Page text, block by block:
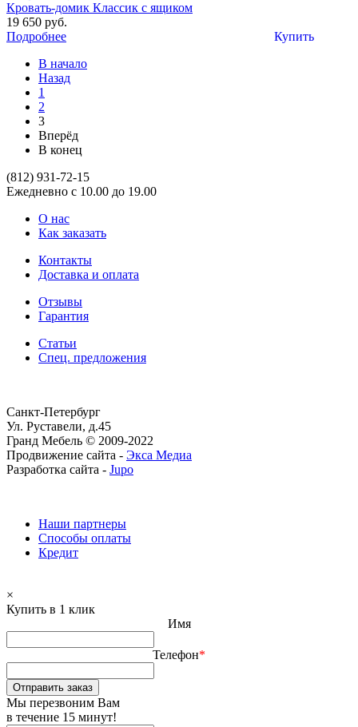
Кровать-домик Классик с ящиком
19 650 руб.
Купить
Подробнее
В начало
Назад
1
2
3
Вперёд
В конец
(812) 931-72-15
Ежедневно с 10.00 до 19.00
О нас
Как заказать
Контакты
Доставка и оплата
Отзывы
Гарантия
Статьи
Спец. предложения
Санкт-Петербург
Ул. Руставели, д.45
Гранд Мебель © 2009-2022
Продвижение сайта - Экса Медиа
Разработка сайта - Jupo
Наши партнеры
Способы оплаты
Кредит
×
Купить в 1 клик
Имя
Телефон*
Отправить заказ
Мы перезвоним Вам
в течение 15 минут!